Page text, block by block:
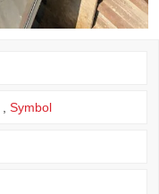
Symbol